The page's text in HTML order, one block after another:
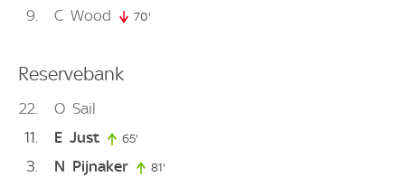
9 C Wood 70'
Reservebank
22 O Sail
11
E Just 65'
3 N Pijnaker 81'